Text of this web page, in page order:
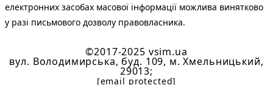
електронних засобах масової інформації можлива винятково
у разі письмового дозволу правовласника.
©2017-2025 vsim.ua
вул. Володимирська, буд. 109, м. Хмельницький,
29013;
[email protected]